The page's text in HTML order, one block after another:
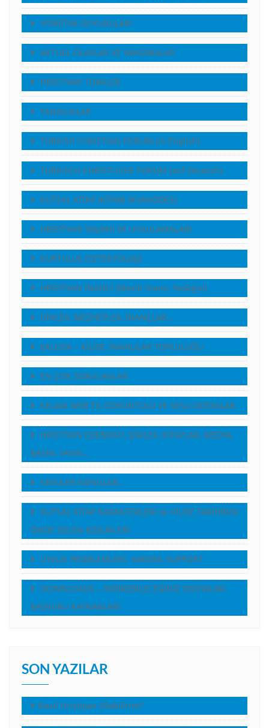
YÖNETiM DUYURULARI
AKTUEL OLAYLAR VE YANSIMALAR
HRİSTİYAN TÜRKLER
TANIKLIKLAR
TURKISH CHRISTIAN FORUM (in English)
TURKISCH CHRISTLICHE FORUM (auf Deutsch)
KUTSAL KİTAP (KİTABI MUKADDES)
HRİSTİYAN YAŞAMI VE UYGULAMALARI
KURTULUŞ (SETERYOLOJİ)
HRİSTİYAN İNANCI (Mesih İnancı Teolojisi)
DİNLER, MEZHEPLER, İNANÇLAR…
EKLESİA – KİLİSE, İNANLILAR TOPLULUĞU
EN ÇOK SORULANLAR
KELAM WEB TV, GÖRÜNTÜLÜ VE SESLI DOSYALAR
HRİSTİYAN EDEBİYATI, ŞİİRLER, KİTAPLAR, MEDYA,
BASIN, YAYIN…
SEKÜLER KONULAR…
KUTSAL KITAP KARAKTERLERİ ve KİLİSE TARİHİNİN
ÖNDE GELEN KİŞİLİKLERİ
ÜYELİK PROBLEMLERİ, YARDIM, SUPPORT
DOWNLOADS – İNDİREBİLECEĞİNİZ DOSYALAR,
BASVURU KAYNAKLARI
SON YAZILAR
Nasıl Hristiyan Olabilirim?